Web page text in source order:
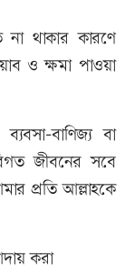
থাকার কারণে
ও ক্ষমা পাওয়া
বাণিজ্য বা
জীবনের সবে
প্রতি আল্লাহকে
করা